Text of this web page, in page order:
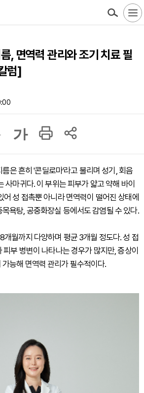
, 면역력 관리와 조기 치료 필
럼]
가
은 흔히 '콘딜로마'라고 불리며 성기, 회음
사마귀다. 이 부위는 피부가 얇고 약해 바이
어 성 접촉뿐 아니라 면역력이 떨어진 상태에
욕탕, 공중화장실 등에서도 감염될 수 있다.
개월까지 다양하며 평균 3개월 정도다. 성 접
부 병변이 나타나는 경우가 많지만, 증상이
능해 면역력 관리가 필수적이다.